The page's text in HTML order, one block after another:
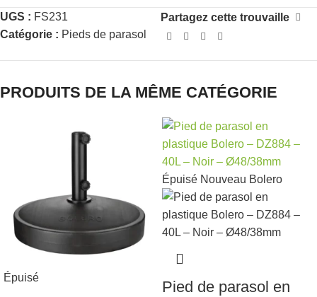
UGS : FS231
Catégorie : Pieds de parasol
Partagez cette trouvaille
PRODUITS DE LA MÊME CATÉGORIE
Épuisé
Épuisé Nouveau Bolero
Pied de parasol en